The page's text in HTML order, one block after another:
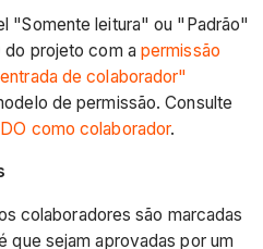
"Somente leitura" ou "Padrão"
do projeto com a permissão
de colaborador"
de permissão. Consulte
como colaborador.
colaboradores são marcadas
sejam aprovadas por um